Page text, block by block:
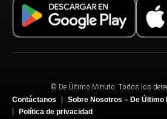
© De Último Minuto. Todos los
Contáctanos
Sobre Nosotros – De Último
Política de privacidad